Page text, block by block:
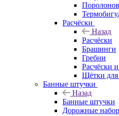
Расчёски
Назад
Расчёски
Брашинги
Гребни
Расчёски
Щётки для
Банные штучки
Назад
Банные штучки
Дорожные